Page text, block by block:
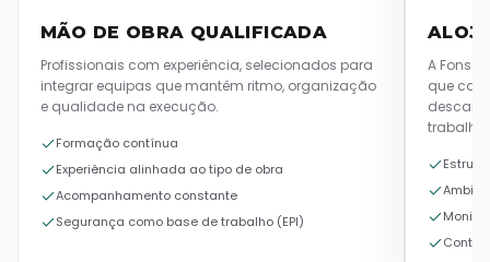
MÃO DE OBRA QUALIFICADA
Profissionais com experiência, selecionados para
integrar equipas que mantêm ritmo, organização
e qualidade na execução.
Formação contínua
Experiência alinhada ao tipo de obra
Acompanhamento constante
Segurança como base de trabalho (EPI)
A
que
trabalho.